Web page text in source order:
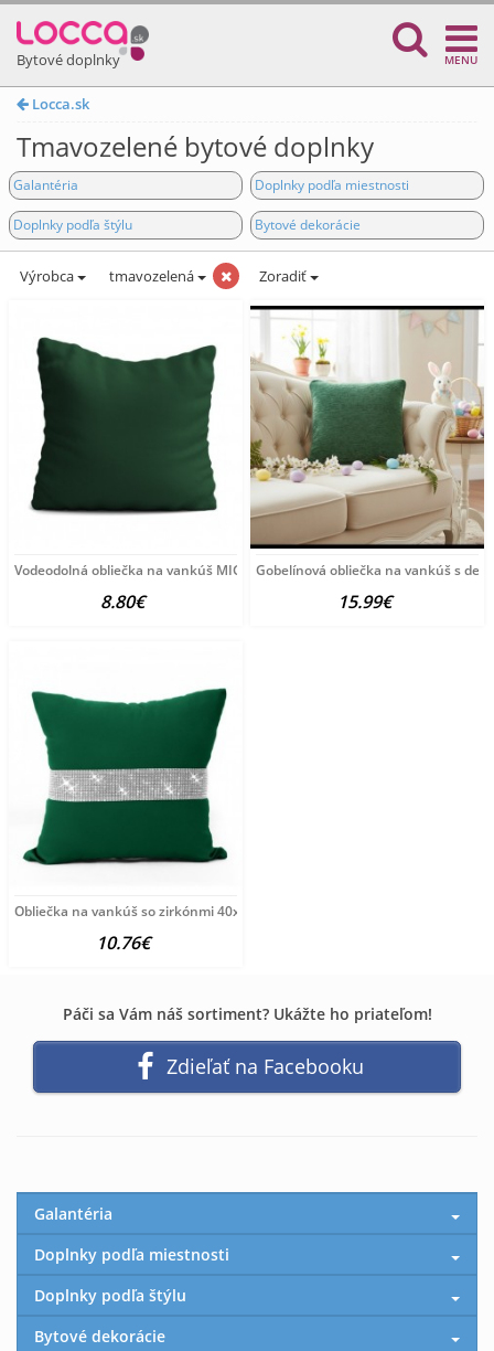
Bytové doplnky MENU
Locca.sk
Tmavozelené bytové doplnky
Galantéria Doplnky podľa miestnosti
Doplnky podľa štýlu Bytové dekorácie
Výrobca tmavozelená Zoradiť
Vodeodolná obliečka na vankúš MIG71 tmavozelená 40x40
8.80€
Gobelínová obliečka na vankúš s
15.99€
Obliečka na vankúš so zirkónmi 40x40 cm tmavozelená
10.76€
Páči sa Vám náš sortiment? Ukážte ho priateľom!
Zdieľať na Facebooku
Galantéria
Doplnky podľa miestnosti
Doplnky podľa štýlu
Bytové dekorácie